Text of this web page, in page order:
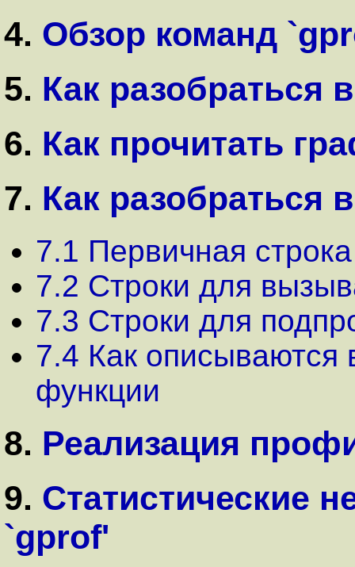
4. Обзор команд
5. Как разобраться
6. Как прочитать
7. Как разобраться
7.1 Первичная строка
7.2 Строки для
7.3 Строки для
7.4 Как описываются
функции
8. Реализация
9. Статистические
`gprof'